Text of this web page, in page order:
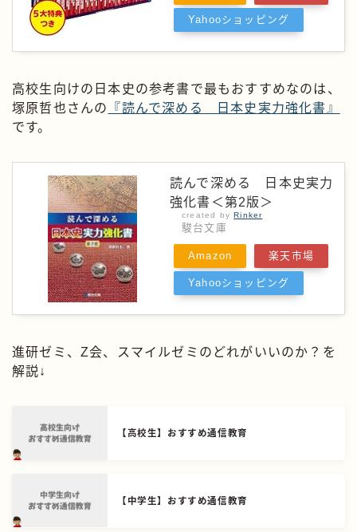
Yahooショッピング
高校生向けの日本史の参考書で最もおすすめなのは、
塚原哲也さんの
『読んで深める 日本史実力強化書』
です。
読んで深める 日本史実力
強化書＜第2版＞
created by Rinker
駿台文庫
Amazon 楽天市場
Yahooショッピング
進研ゼミ、Z会、スマイルゼミのどれがいいのか？を
解説↓
【高校生】おすすめ通信教育
【中学生】おすすめ通信教育